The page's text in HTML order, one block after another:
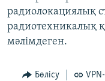
радиолокациялық
радиотехникалық
мәлімдеген.
Бөлісу